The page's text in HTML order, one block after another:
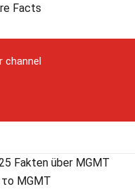
Facts
channel
Fakten über MGMT
MGMT